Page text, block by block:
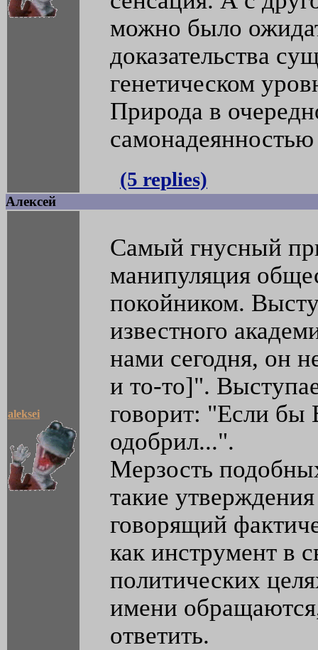
можно было
доказательства
генетическом
Природа в
самонадеянностью
(5 replies)
Алексей
aleksei
Самый гнусный
манипуляция
покойником.
известного
нами сегодня, он
и то-то]".
говорит: "Если
одобрил...".
Мерзость
такие
говорящий
как инструмент в
политических
имени
ответить.